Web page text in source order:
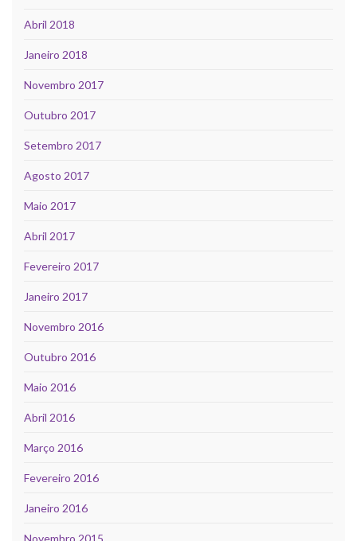
Abril 2018
Janeiro 2018
Novembro 2017
Outubro 2017
Setembro 2017
Agosto 2017
Maio 2017
Abril 2017
Fevereiro 2017
Janeiro 2017
Novembro 2016
Outubro 2016
Maio 2016
Abril 2016
Março 2016
Fevereiro 2016
Janeiro 2016
Novembro 2015